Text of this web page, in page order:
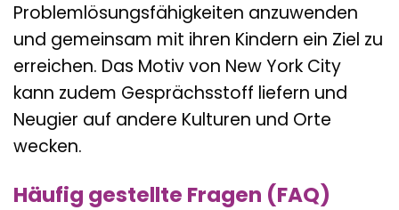
Problemlösungsfähigkeiten anzuwenden
und gemeinsam mit ihren Kindern ein Ziel zu
erreichen. Das Motiv von New York City
kann zudem Gesprächsstoff liefern und
Neugier auf andere Kulturen und Orte
wecken.
Häufig gestellte Fragen (FAQ)